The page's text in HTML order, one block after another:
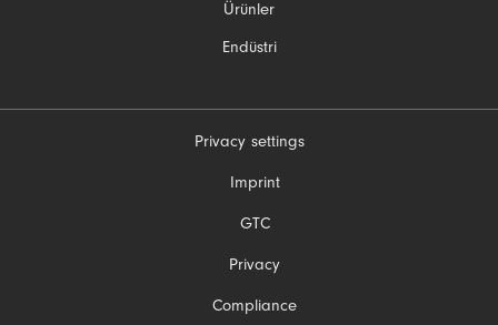
Ürünler
Endüstri
Privacy settings
Gezinmeyi
Imprint
GTC
Privacy
Compliance